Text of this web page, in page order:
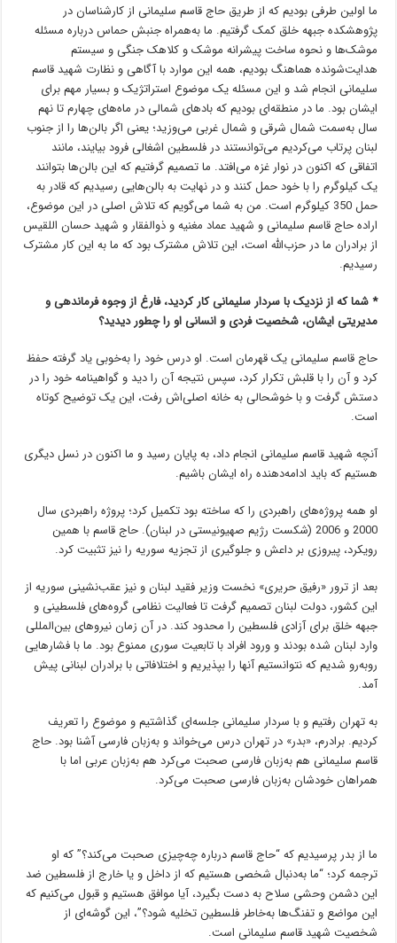
ما اولین طرفی بودیم که از طریق حاج قاسم سلیمانی از کارشناسان در
پژوهشکده جبهه خلق کمک گرفتیم. ما به‌همراه جنبش حماس درباره مسئله
موشک‌ها و نحوه ساخت پیشرانه موشک و کلاهک جنگی و سیستم
هدایت‌شونده هماهنگ بودیم، همه این موارد با آگاهی و نظارت شهید قاسم
سلیمانی انجام شد و این مسئله یک موضوع استراتژیک و بسیار مهم برای
ایشان بود. ما در منطقه‌ای بودیم که بادهای شمالی در ماه‌های چهارم تا نهم
سال به‌سمت شمال شرقی و شمال غربی می‌وزید؛ یعنی اگر بالن‌ها را از جنوب
لبنان پرتاب می‌کردیم می‌توانستند در فلسطین اشغالی فرود بیایند، مانند
اتفاقی که اکنون در نوار غزه می‌افتد. ما تصمیم گرفتیم که این بالن‌ها بتوانند
یک کیلوگرم را با خود حمل کنند و در نهایت به بالن‌هایی رسیدیم که قادر به
حمل 350 کیلوگرم است. من به شما می‌گویم که تلاش اصلی در این موضوع،
اراده حاج قاسم سلیمانی و شهید عماد مغنیه و ذوالفقار و شهید حسان اللقیس
از برادران ما در حزب‌الله است، این تلاش مشترک بود که ما به این کار مشترک
رسیدیم.
* شما که از نزدیک با سردار سلیمانی کار کردید، فارغ از وجوه فرماندهی و
مدیریتی ایشان، شخصیت فردی و انسانی او را چطور دیدید؟
حاج قاسم سلیمانی یک قهرمان است. او درس خود را به‌خوبی یاد گرفته حفظ
کرد و آن را با قلبش تکرار کرد، سپس نتیجه آن را دید و گواهینامه خود را در
دستش گرفت و با خوشحالی به خانه اصلی‌اش رفت، این یک توضیح کوتاه
است.
آنچه شهید قاسم سلیمانی انجام داد، به پایان رسید و ما اکنون در نسل دیگری
هستیم که باید ادامه‌دهنده راه ایشان باشیم.
او همه پروژه‌های راهبردی را که ساخته بود تکمیل کرد؛ پروژه راهبردی سال
2000 و 2006 (شکست رژیم صهیونیستی در لبنان). حاج قاسم با همین
رویکرد، پیروزی بر داعش و جلوگیری از تجزیه سوریه را نیز تثبیت کرد.
بعد از ترور «رفیق حریری» نخست وزیر فقید لبنان و نیز عقب‌نشینی سوریه از
این کشور، دولت لبنان تصمیم گرفت تا فعالیت نظامی گروه‌های فلسطینی و
جبهه خلق برای آزادی فلسطین را محدود کند. در آن زمان نیروهای بین‌المللی
وارد لبنان شده بودند و ورود افراد با تابعیت سوری ممنوع بود. ما با فشارهایی
روبه‌رو شدیم که نتوانستیم آنها را بپذیریم و اختلافاتی با برادران لبنانی پیش
آمد.
به تهران رفتیم و با سردار سلیمانی جلسه‌ای گذاشتیم و موضوع را تعریف
کردیم. برادرم، «بدر» در تهران درس می‌خواند و به‌زبان فارسی آشنا بود. حاج
قاسم سلیمانی هم به‌زبان فارسی صحبت می‌کرد هم به‌زبان عربی اما با
همراهان خودشان به‌زبان فارسی صحبت می‌کرد.
ما از بدر پرسیدیم که “حاج قاسم درباره چه‌چیزی صحبت می‌کند؟” که او
ترجمه کرد؛ “ما به‌دنبال شخصی هستیم که از داخل و یا خارج از فلسطین ضد
این دشمن وحشی سلاح به دست بگیرد، آیا موافق هستیم و قبول می‌کنیم که
این مواضع و تفنگ‌ها به‌خاطر فلسطین تخلیه شود؟”، این گوشه‌ای از
شخصیت شهید قاسم سلیمانی است.